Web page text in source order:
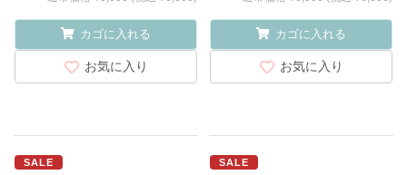
カゴに入れる
お気に入り
カゴに入れる
お気に入り
SALE SALE